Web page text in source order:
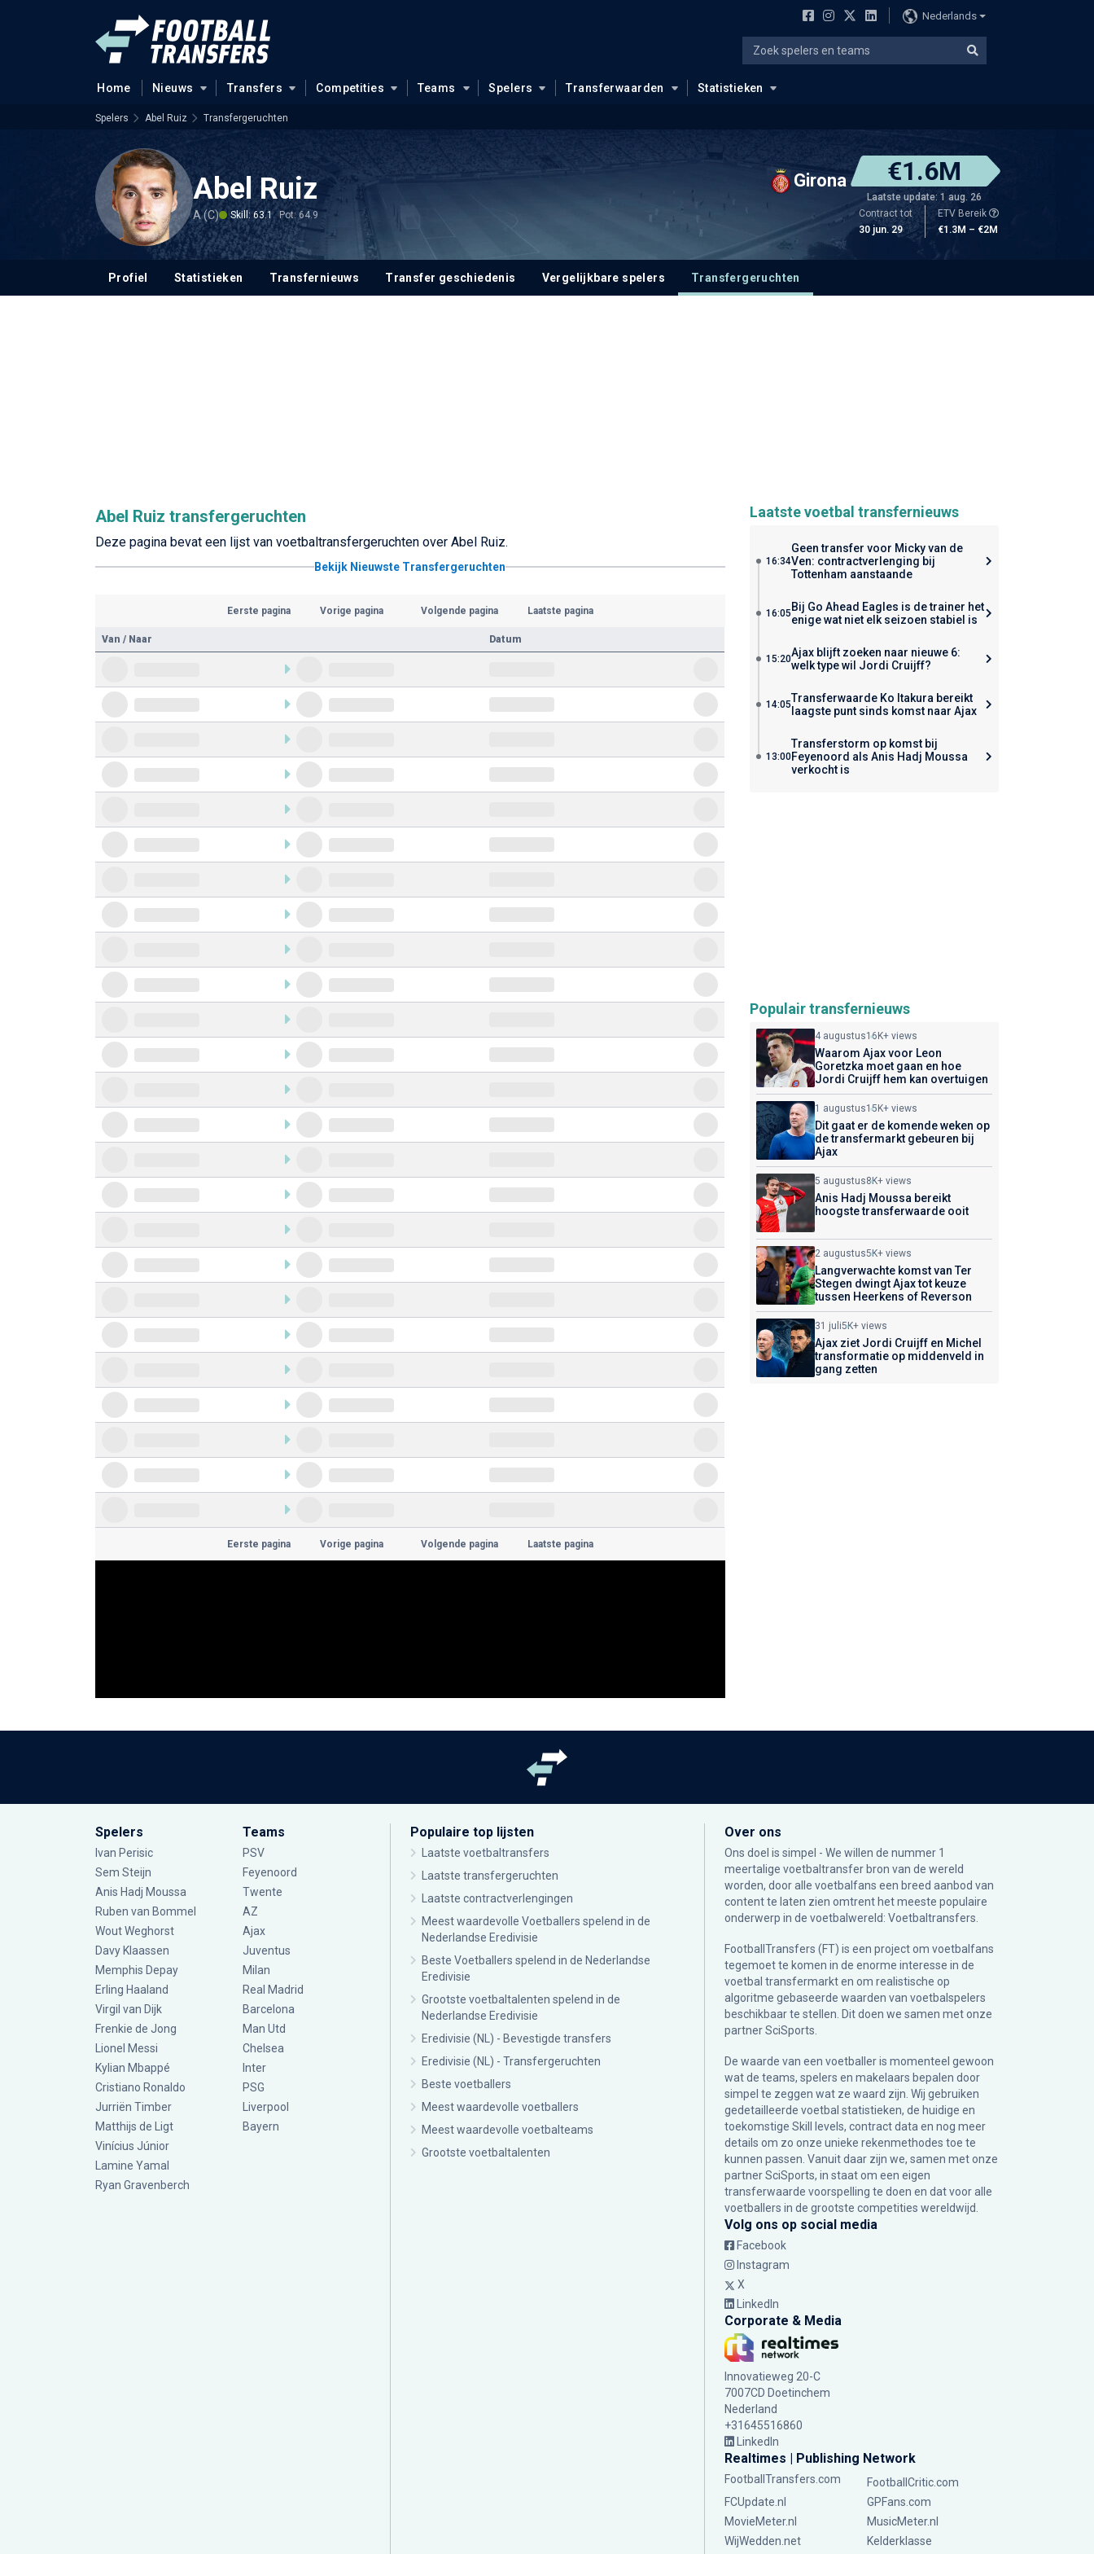
Nederlands
Home Nieuws Transfers Competities Teams Spelers Transferwaarden Statistieken
Spelers Abel Ruiz Transfergeruchten
Abel Ruiz
A (C) Skill: 63.1 Pot: 64.9
Girona €1.6M
Laatste update: 1 aug. 26
Contract tot
30 jun. 29
ETV Bereik
€1.3M – €2M
Profiel Statistieken Transfernieuws Transfer geschiedenis Vergelijkbare spelers Transfergeruchten
Abel Ruiz transfergeruchten
Deze pagina bevat een lijst van voetbaltransfergeruchten over Abel Ruiz.
Bekijk Nieuwste Transfergeruchten
Eerste pagina Vorige pagina Volgende pagina Laatste pagina
Van / Naar Datum
Eerste pagina Vorige pagina Volgende pagina Laatste pagina
Laatste voetbal transfernieuws
16:34
Geen transfer voor Micky van de
Ven: contractverlenging bij
Tottenham aanstaande
16:05 Bij Go Ahead Eagles is de trainer het
enige wat niet elk seizoen stabiel is
15:20Ajax blijft zoeken naar nieuwe 6:
welk type wil Jordi Cruijff?
14:05Transferwaarde Ko Itakura bereikt
laagste punt sinds komst naar Ajax
13:00
Transferstorm op komst bij
Feyenoord als Anis Hadj Moussa
verkocht is
Populair transfernieuws
4 augustus16K+ views
Waarom Ajax voor Leon
Goretzka moet gaan en hoe
Jordi Cruijff hem kan overtuigen
1 augustus15K+ views
Dit gaat er de komende weken op
de transfermarkt gebeuren bij
Ajax
5 augustus8K+ views
Anis Hadj Moussa bereikt
hoogste transferwaarde ooit
2 augustus5K+ views
Langverwachte komst van Ter
Stegen dwingt Ajax tot keuze
tussen Heerkens of Reverson
31 juli5K+ views
Ajax ziet Jordi Cruijff en Michel
transformatie op middenveld in
gang zetten
Spelers
Ivan Perisic
Sem Steijn
Anis Hadj Moussa
Ruben van Bommel
Wout Weghorst
Davy Klaassen
Memphis Depay
Erling Haaland
Virgil van Dijk
Frenkie de Jong
Lionel Messi
Kylian Mbappé
Cristiano Ronaldo
Jurriën Timber
Matthijs de Ligt
Vinícius Júnior
Lamine Yamal
Ryan Gravenberch
Teams
PSV
Feyenoord
Twente
AZ
Ajax
Juventus
Milan
Real Madrid
Barcelona
Man Utd
Chelsea
Inter
PSG
Liverpool
Bayern
Populaire top lijsten
Laatste voetbaltransfers
Laatste transfergeruchten
Laatste contractverlengingen
Meest waardevolle Voetballers spelend in de
Nederlandse Eredivisie
Beste Voetballers spelend in de Nederlandse
Eredivisie
Grootste voetbaltalenten spelend in de
Nederlandse Eredivisie
Eredivisie (NL) - Bevestigde transfers
Eredivisie (NL) - Transfergeruchten
Beste voetballers
Meest waardevolle voetballers
Meest waardevolle voetbalteams
Grootste voetbaltalenten
Over ons
Ons doel is simpel - We willen de nummer 1
meertalige voetbaltransfer bron van de wereld
worden, door alle voetbalfans een breed aanbod van
content te laten zien omtrent het meeste populaire
onderwerp in de voetbalwereld: Voetbaltransfers.
FootballTransfers (FT) is een project om voetbalfans
tegemoet te komen in de enorme interesse in de
voetbal transfermarkt en om realistische op
algoritme gebaseerde waarden van voetbalspelers
beschikbaar te stellen. Dit doen we samen met onze
partnerSciSports
De waarde van een voetballer is momenteel gewoon
wat de teams, spelers en makelaars bepalen door
simpel te zeggen wat ze waard zijn. Wij gebruiken
gedetailleerde voetbal statistieken, de huidige en
toekomstige Skill levels, contract data en nog meer
details om zo onze unieke rekenmethodes toe te
kunnen passen. Vanuit daar zijn we, samen met onze
partner SciSports, in staat om een eigen
transferwaarde voorspelling te doen en dat voor alle
voetballers in de grootste competities wereldwijd.
Volg ons op social media
Facebook
Instagram
X
LinkedIn
Corporate & Media
Innovatieweg 20-C
7007CD Doetinchem
Nederland
+31645516860
LinkedIn
Realtimes | Publishing Network
FootballTransfers.com
FootballCritic.com
FCUpdate.nl
GPFans.com
MovieMeter.nl
MusicMeter.nl
WijWedden.net
Kelderklasse